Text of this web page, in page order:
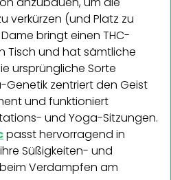
verkürzen (und Platz zu
bringt einen THC-
Tisch und hat sämtliche
ursprüngliche Sorte
zentriert den Geist
und funktioniert
und Yoga-Sitzungen.
passt hervorragend in
Süßigkeiten- und
Verdampfen am